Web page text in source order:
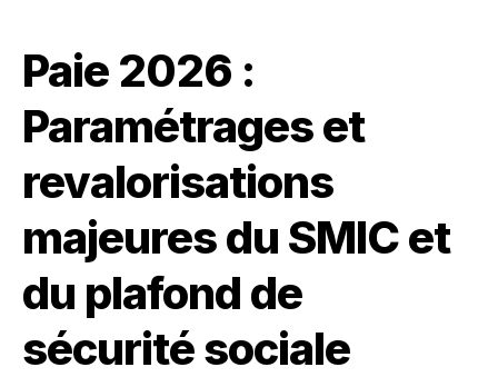
Paie 2026 :
Paramétrages et
revalorisations
majeures du SMIC et
du plafond de
sécurité sociale